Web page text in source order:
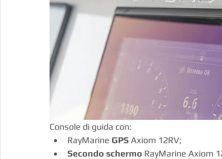
Console di guida con:
RayMarine GPS Axiom 12RV;
Secondo schermo RayMarine Axiom